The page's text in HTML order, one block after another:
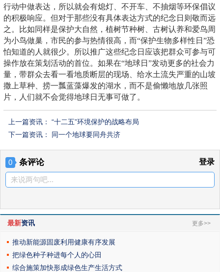
行动中做表达，所以就会有熄灯、不开车、不抽烟等环保倡议
的积极响应。但对于那些没有具体表达方式的纪念日则敬而远
之。比如同样是保护大自然，植树节种树、古树认养和爱鸟周
为小鸟做巢，市民的参与热情很高，而“保护生物多样性日”恐
怕知道的人就很少。所以推广这些纪念日应该把群众可参与可
操作放在策划活动的首位。如果在“地球日”发动更多的社会力
量，带群众去看一看地质断层的现场、给水土流失严重的山坡
撒上草种、捞一瓢蓝藻爆发的湖水，而不是偷懒地放几张照
片，人们就不会觉得地球日无事可做了。
上一篇资讯： “十二五”环境保护的战略布局
下一篇资讯： 同一个地球要同舟共济
0 条评论 登录
来说两句吧...
最新资讯 更多>>
推动新能源固废利用健康有序发展
把绿色种子种进每个人的心田
综合施策加快形成绿色生产生活方式